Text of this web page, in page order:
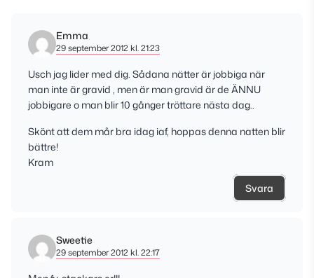
Emma
29 september 2012 kl. 21:23
Usch jag lider med dig. Sådana nätter är jobbiga när
man inte är gravid , men är man gravid är de ÄNNU
jobbigare o man blir 10 gånger tröttare nästa dag..
Skönt att dem mår bra idag iaf, hoppas denna natten blir
bättre!
Kram
Svara
Sweetie
29 september 2012 kl. 22:17